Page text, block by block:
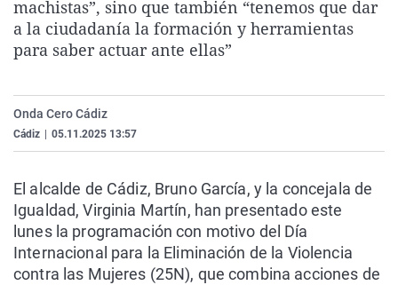
La rosa de los vientos
Caso
Extremadura
Virales
machistas”, sino que también “tenemos que dar
a la ciudadanía la formación y herramientas
para saber actuar ante ellas”
Onda Cero Cádiz
Cádiz 05.11.2025 13:57
El alcalde de Cádiz, Bruno García, y la concejala de
Igualdad, Virginia Martín, han presentado este
lunes la programación con motivo del Día
Internacional para la Eliminación de la Violencia
contra las Mujeres (25N), que combina acciones de